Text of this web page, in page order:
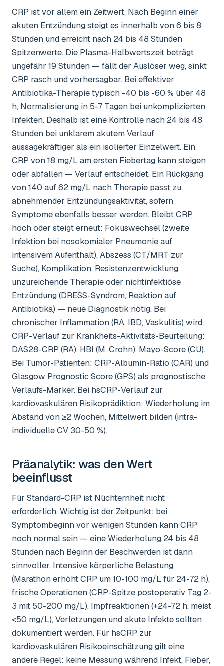
CRP ist vor allem ein Zeitwert. Nach Beginn einer
akuten Entzündung steigt es innerhalb von 6 bis 8
Stunden und erreicht nach 24 bis 48 Stunden
Spitzenwerte. Die Plasma-Halbwertszeit beträgt
ungefähr 19 Stunden — fällt der Auslöser weg, sinkt
CRP rasch und vorhersagbar. Bei effektiver
Antibiotika-Therapie typisch -40 bis -60 % über 48
h, Normalisierung in 5-7 Tagen bei unkomplizierten
Infekten. Deshalb ist eine Kontrolle nach 24 bis 48
Stunden bei unklarem akutem Verlauf
aussagekräftiger als ein isolierter Einzelwert. Ein
CRP von 18 mg/L am ersten Fiebertag kann steigen
oder abfallen — Verlauf entscheidet. Ein Rückgang
von 140 auf 62 mg/L nach Therapie passt zu
abnehmender Entzündungsaktivität, sofern
Symptome ebenfalls besser werden. Bleibt CRP
hoch oder steigt erneut: Fokuswechsel (zweite
Infektion bei nosokomialer Pneumonie auf
intensivem Aufenthalt), Abszess (CT/MRT zur
Suche), Komplikation, Resistenzentwicklung,
unzureichende Therapie oder nichtinfektiöse
Entzündung (DRESS-Syndrom, Reaktion auf
Antibiotika) — neue Diagnostik nötig. Bei
chronischer Inflammation (RA, IBD, Vaskulitis) wird
CRP-Verlauf zur Krankheits-Aktivitäts-Beurteilung:
DAS28-CRP (RA), HBI (M. Crohn), Mayo-Score (CU).
Bei Tumor-Patienten: CRP-Albumin-Ratio (CAR) und
Glasgow Prognostic Score (GPS) als prognostische
Verlaufs-Marker. Bei hsCRP-Verlauf zur
kardiovaskulären Risikoprädiktion: Wiederholung im
Abstand von ≥2 Wochen, Mittelwert bilden (intra-
individuelle CV 30-50 %).
Präanalytik: was den Wert
beeinflusst
Für Standard-CRP ist Nüchternheit nicht
erforderlich. Wichtig ist der Zeitpunkt: bei
Symptombeginn vor wenigen Stunden kann CRP
noch normal sein — eine Wiederholung 24 bis 48
Stunden nach Beginn der Beschwerden ist dann
sinnvoller. Intensive körperliche Belastung
(Marathon erhöht CRP um 10-100 mg/L für 24-72 h),
frische Operationen (CRP-Spitze postoperativ Tag 2-
3 mit 50-200 mg/L), Impfreaktionen (+24-72 h, meist
<50 mg/L), Verletzungen und akute Infekte sollten
dokumentiert werden. Für hsCRP zur
kardiovaskulären Risikoeinschätzung gilt eine
andere Regel: keine Messung während Infekt, Fieber,